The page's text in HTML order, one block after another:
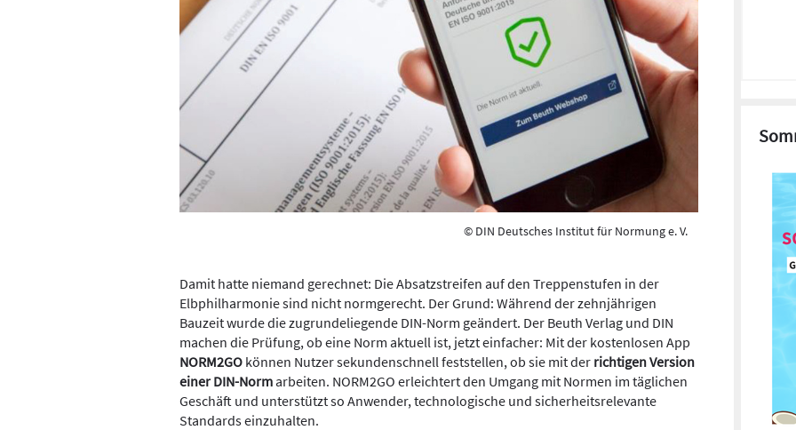
© DIN Deutsches Institut für Normung e. V.
Damit hatte niemand gerechnet: Die Absatzstreifen auf den Treppenstufen in der
Elbphilharmonie sind nicht normgerecht. Der Grund: Während der zehnjährigen
Bauzeit wurde die zugrundeliegende DIN-Norm geändert. Der Beuth Verlag und DIN
machen die Prüfung, ob eine Norm aktuell ist, jetzt einfacher: Mit der kostenlosen App
NORM2GO können Nutzer sekundenschnell feststellen, ob sie mit der richtigen Version
einer DIN-Normarbeiten. NORM2GO erleichtert den Umgang mit Normen im täglichen
Geschäft und unterstützt so Anwender, technologische und sicherheitsrelevante
Standards einzuhalten.